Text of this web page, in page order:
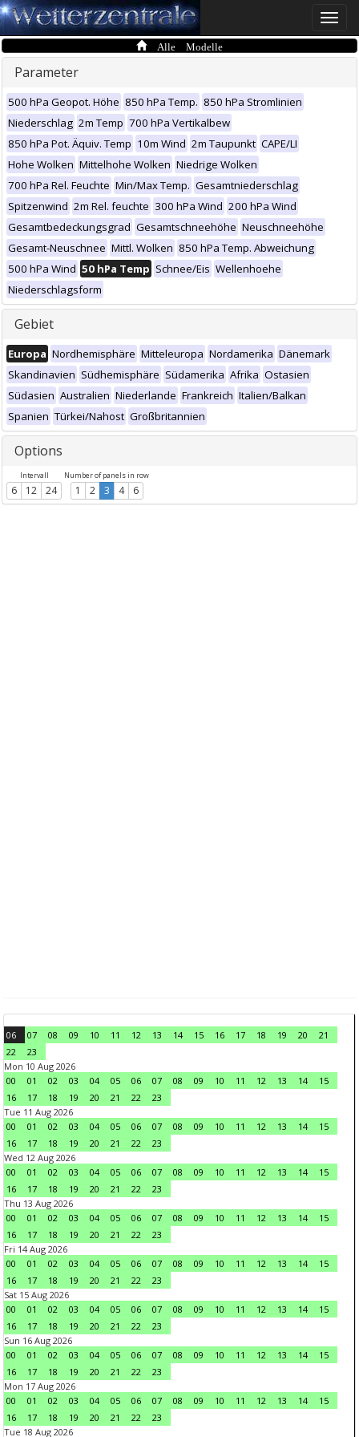
Toggle
Alle Modelle
Parameter
500 hPa Geopot. Höhe 850 hPa Temp. 850 hPa Stromlinien
Niederschlag 2m Temp 700 hPa Vertikalbew
850 hPa Pot. Äquiv. Temp 10m Wind 2m Taupunkt CAPE/LI
Hohe Wolken Mittelhohe Wolken Niedrige Wolken
700 hPa Rel. Feuchte Min/Max Temp. Gesamtniederschlag
Spitzenwind 2m Rel. feuchte 300 hPa Wind 200 hPa Wind
Gesamtbedeckungsgrad Gesamtschneehöhe Neuschneehöhe
Gesamt-Neuschnee Mittl. Wolken 850 hPa Temp. Abweichung
500 hPa Wind 50 hPa Temp Schnee/Eis Wellenhoehe
Niederschlagsform
Gebiet
Europa Nordhemisphäre Mitteleuropa Nordamerika Dänemark
Skandinavien Südhemisphäre Südamerika Afrika Ostasien
Südasien Australien Niederlande Frankreich Italien/Balkan
Spanien Türkei/Nahost Großbritannien
Options
Intervall
6 12 24
Number of panels in row
1 2 3 4 6
06 07 08 09 10 11 12 13 14 15 16 17 18 19 20
21
22
23
Mon 10 Aug 2026
00
01 02 03 04 05 06 07 08 09 10 11 12 13 14
15
16
17 18 19 20 21 22
23
Tue 11 Aug 2026
00
01 02 03 04 05 06 07 08 09 10 11 12 13 14
15
16
17 18 19 20 21 22
23
Wed 12 Aug 2026
00
01 02 03 04 05 06 07 08 09 10 11 12 13 14
15
16
17 18 19 20 21 22
23
Thu 13 Aug 2026
00
01 02 03 04 05 06 07 08 09 10 11 12 13 14
15
16
17 18 19 20 21 22
23
Fri 14 Aug 2026
00
01 02 03 04 05 06 07 08 09 10 11 12 13 14
15
16
17 18 19 20 21 22
23
Sat 15 Aug 2026
00
01 02 03 04 05 06 07 08 09 10 11 12 13 14
15
16
17 18 19 20 21 22
23
Sun 16 Aug 2026
00
01 02 03 04 05 06 07 08 09 10 11 12 13 14
15
16
17 18 19 20 21 22
23
Mon 17 Aug 2026
00
01 02 03 04 05 06 07 08 09 10 11 12 13 14
15
16
17 18 19 20 21 22
23
Tue 18 Aug 2026